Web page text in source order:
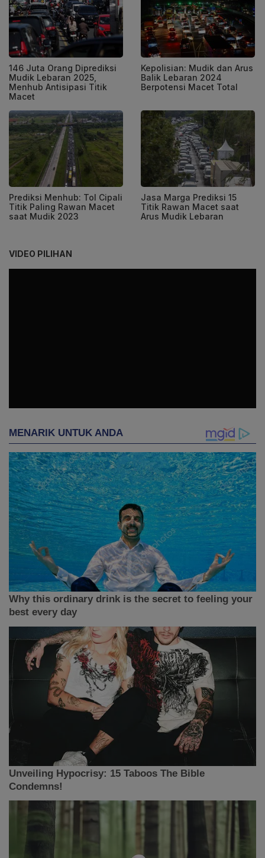
146 Juta Orang Diprediksi
Mudik Lebaran 2025,
Menhub Antisipasi Titik
Macet
Kepolisian: Mudik dan Arus
Balik Lebaran 2024
Berpotensi Macet Total
Prediksi Menhub: Tol Cipali
Titik Paling Rawan Macet
saat Mudik 2023
Jasa Marga Prediksi 15
Titik Rawan Macet saat
Arus Mudik Lebaran
VIDEO PILIHAN